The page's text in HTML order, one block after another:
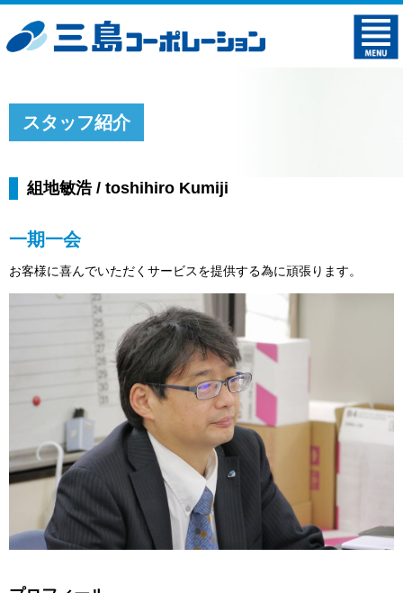
スタッフ紹介
組地敏浩 / toshihiro Kumiji
一期一会
お客様に喜んでいただくサービスを提供する為に頑張ります。